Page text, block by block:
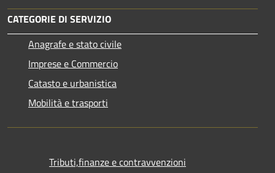
CATEGORIE DI SERVIZIO
Anagrafe e stato civile
Imprese e Commercio
Catasto e urbanistica
Mobilità e trasporti
Tributi,finanze e contravvenzioni